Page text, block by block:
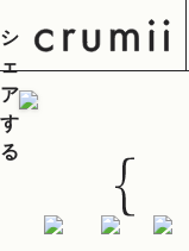
シ
ェ
ア
す
る